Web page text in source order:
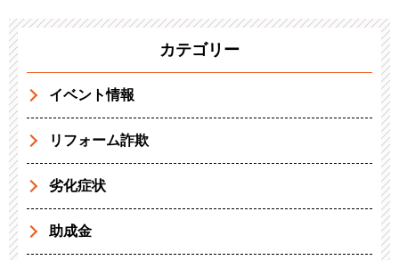
カテゴリー
イベント情報
リフォーム詐欺
劣化症状
助成金